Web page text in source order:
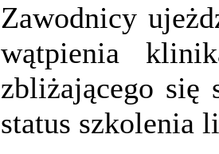
Zawodnicy
wątpienia
zbliżającego się
status szkolenia